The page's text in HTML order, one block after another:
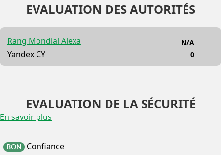
EVALUATION DES AUTORITÉS
Rang Mondial Alexa
Yandex CY
N/A
0
EVALUATION DE LA SÉCURITÉ
En savoir plus
BON Confiance